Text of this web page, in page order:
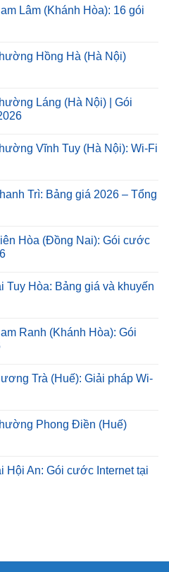
Lâm (Khánh Hòa): 16 gói
Hồng Hà (Hà Nội)
Láng (Hà Nội) | Gói
Vĩnh Tuy (Hà Nội): Wi-Fi
Trì: Bảng giá 2026 – Tổng
Hòa (Đồng Nai): Gói cước
Tuy Hòa: Bảng giá và khuyến
Ranh (Khánh Hòa): Gói
Trà (Huế): Giải pháp Wi-
Phong Điền (Huế)
Hội An: Gói cước Internet tại